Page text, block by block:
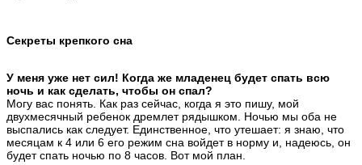
Секреты крепкого сна
У меня уже нет сил! Когда же младенец будет спать всю
ночь и как сделать, чтобы он спал?
Могу вас понять. Как раз сейчас, когда я это пишу, мой
двухмесячный ребенок дремлет рядышком. Ночью мы оба не
выспались как следует. Единственное, что утешает: я знаю, что
месяцам к 4 или 6 его режим сна войдет в норму и, надеюсь, он
будет спать ночью по 8 часов. Вот мой план.